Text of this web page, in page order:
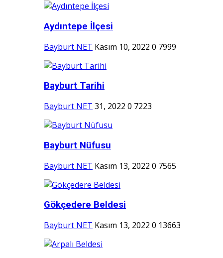
Aydıntepe İlçesi
Bayburt NET Kasım 10, 2022 0 7999
Bayburt Tarihi
Bayburt NET 31, 2022 0 7223
Bayburt Nüfusu
Bayburt NET Kasım 13, 2022 0 7565
Gökçedere Beldesi
Bayburt NET Kasım 13, 2022 0 13663